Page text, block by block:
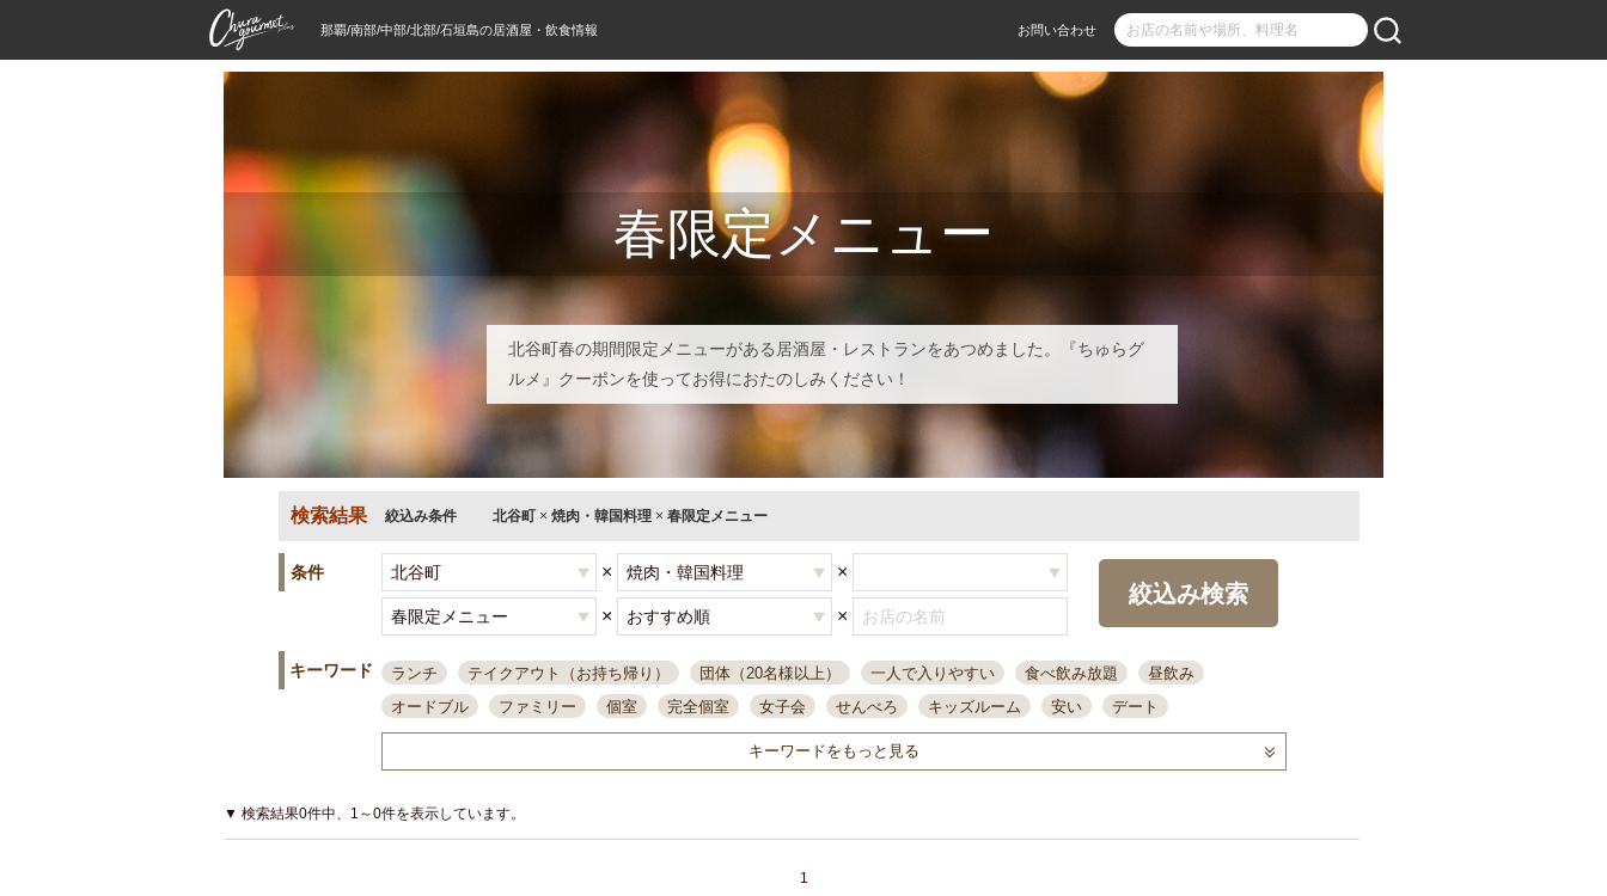
那覇/南部/中部/北部/石垣島の居酒屋・飲食情報 お問い合わせ
春限定メニュー
北谷町春の期間限定メニューがある居酒屋・レストランをあつめました。『ちゅらグ
ルメ』クーポンを使ってお得におたのしみください！
検索結果 絞込み条件 北谷町 × 焼肉・韓国料理 × 春限定メニュー
条件 × ×
× ×
絞込み検索
キーワード ランチ テイクアウト（お持ち帰り） 団体（20名様以上） 一人で入りやすい 食べ飲み放題
昼飲み
オードブル
ファミリー 個室 完全個室 女子会 せんべろ キッズルーム 安い
デート
一人飲み 誕生日 大人数
接待・会食
ちょい飲み コスパ最高 肉料理 模合 インスタ映え 座敷席 記念日 泡盛
喫煙可
結婚式二次会
夜10時以降入店可
県産魚 焼鳥 忘年会コース レモンサワー 観光客に人気 大部屋30名
カウンター
4000円台コース
キーワードをもっと見る
▼ 検索結果0件中、1～0件を表示しています。
1